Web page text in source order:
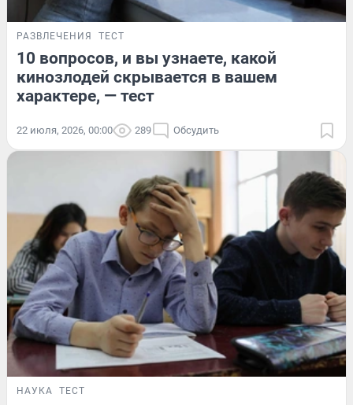
РАЗВЛЕЧЕНИЯ ТЕСТ
10 вопросов, и вы узнаете, какой
кинозлодей скрывается в вашем
характере, — тест
22 июля, 2026, 00:00 289 Обсудить
НАУКА ТЕСТ